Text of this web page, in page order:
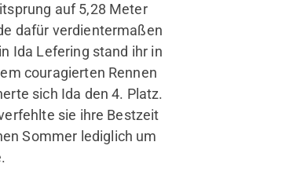
auf 5,28 Meter
dafür verdientermaßen
Ida Lefering stand ihr in
couragierten Rennen
sich Ida den 4. Platz.
sie ihre Bestzeit
Sommer lediglich um